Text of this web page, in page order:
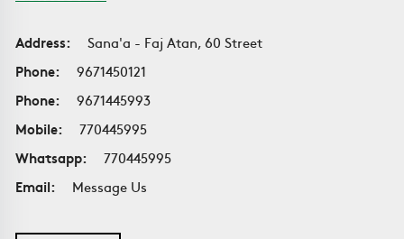
Address:
Sana'a - Faj Atan, 60 Street
Phone:
9671450121
Phone:
9671445993
Mobile:
770445995
Whatsapp:
770445995
Email:
Message Us